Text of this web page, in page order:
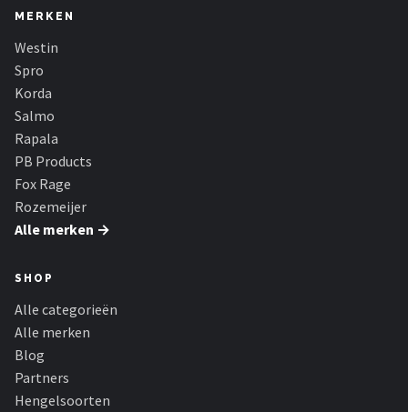
Fox Rage
Rozemeijer
Gamakatsu
Mikado
Alle merken →
MERKEN
Westin
Spro
Korda
Salmo
Rapala
PB Products
Fox Rage
Rozemeijer
Alle merken →
SHOP
Alle categorieën
Alle merken
Blog
Partners
Hengelsoorten